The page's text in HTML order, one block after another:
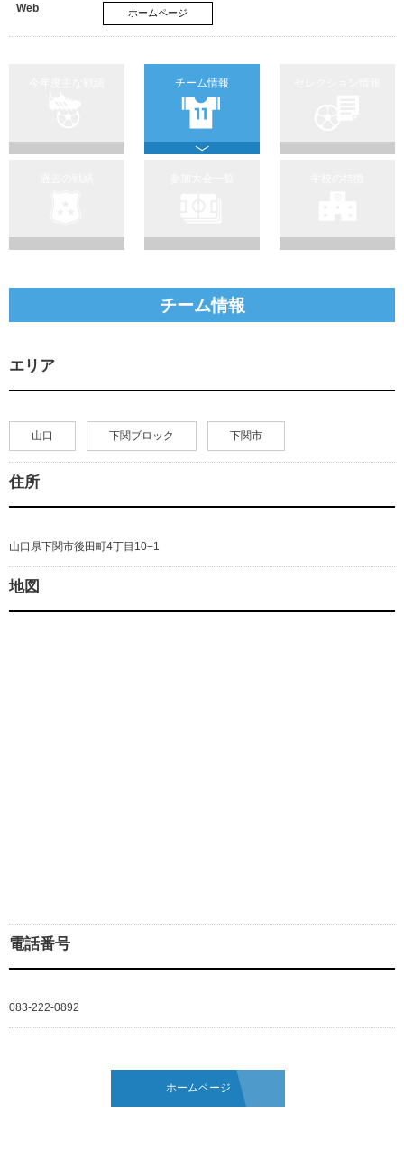
Web ホームページ
チーム情報
チーム情報
エリア
山口 下関ブロック 下関市
住所
山口県下関市後田町4丁目10−1
地図
電話番号
083-222-0892
ホームページ